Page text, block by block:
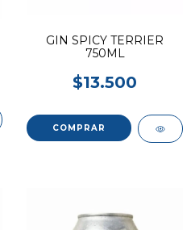
GIN SPICY TERRIER
750ML
$13.500